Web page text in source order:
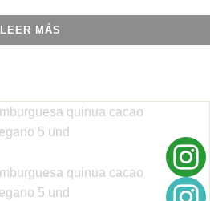
LEER MÁS